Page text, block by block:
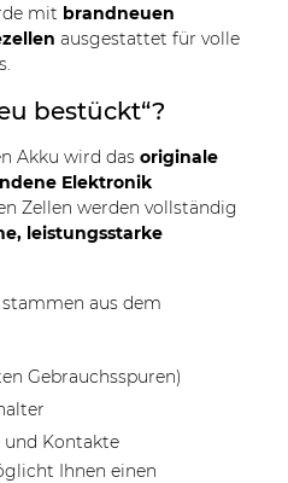
mit brandneuen
ausgestattet für volle
bestückt“?
Akku wird das originale
Elektronik
Zellen werden vollständig
leistungsstarke
aus dem
Gebrauchsspuren)
Kontakte
Ihnen einen